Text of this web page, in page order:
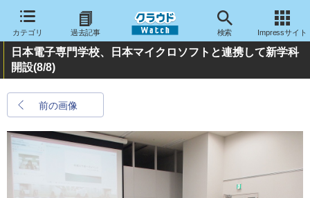
カテゴリ 過去記事 検索 Impressサイト
日本電子専門学校、日本マイクロソフトと連携して新学科
開設(8/8)
前の画像